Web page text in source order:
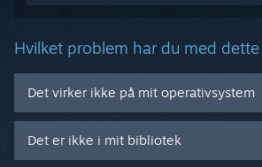
Hvilket problem har du med
Det virker ikke på mit operativsystem
Det er ikke i mit bibliotek